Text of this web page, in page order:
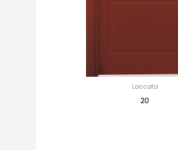
Laccata
20